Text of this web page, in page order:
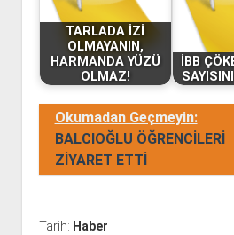
TARLADA İZİ
OLMAYANIN,
HARMANDA YÜZÜ
OLMAZ!
İBB
Okumadan Geçmeyin:
BALCIOĞLU ÖĞRENCİLERİ
ZİYARET ETTİ
Tarih: Haber